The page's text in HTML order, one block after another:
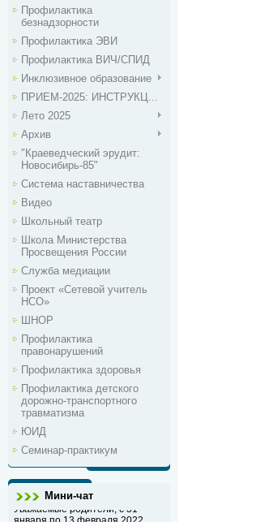
Профилактика
безнадзорности
Профилактика ЭВИ
Профилактика ВИЧ/СПИД
Инклюзивное образование
ПРИЕМ-2025: ИНСТРУКЦ...
Лето 2025
Архив
"Краеведческий эрудит:
Новосибирь-85"
Система наставничества
Видео
Школьный театр
Школа Министерства
Просвещения России
Служба медиации
Проект «Сетевой учитель
НСО»
ШНОР
Профилактика
правонарушений
Профилактика здоровья
Профилактика детского
дорожно-транспортного
травматизма
ЮИД
Семинар-практикум
Мини-чат